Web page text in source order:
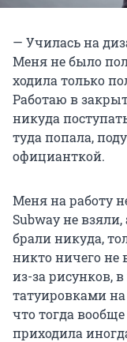
— Училась на
Меня не было
ходила только
Работаю в
никуда
туда попала,
официанткой.
Меня на работу
Subway не
брали никуда,
никто ничего
из-за рисунков,
татуировками
что тогда
приходила